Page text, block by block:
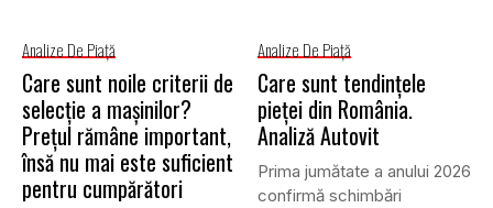
Analize De Piață
Care sunt noile criterii de
selecție a mașinilor?
Prețul rămâne important,
însă nu mai este suficient
pentru cumpărători
Analize De Piață
Care sunt tendințele
pieței din România.
Analiză Autovit
Prima jumătate a anului 2026
confirmă schimbări